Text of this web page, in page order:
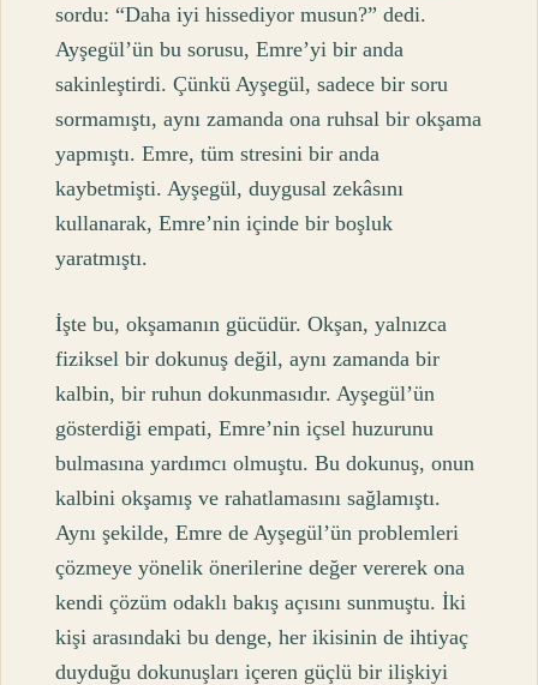
sordu: “Daha iyi hissediyor musun?” dedi.
Ayşegül’ün bu sorusu, Emre’yi bir anda
sakinleştirdi. Çünkü Ayşegül, sadece bir soru
sormamıştı, aynı zamanda ona ruhsal bir okşama
yapmıştı. Emre, tüm stresini bir anda
kaybetmişti. Ayşegül, duygusal zekâsını
kullanarak, Emre’nin içinde bir boşluk
yaratmıştı.
İşte bu, okşamanın gücüdür. Okşan, yalnızca
fiziksel bir dokunuş değil, aynı zamanda bir
kalbin, bir ruhun dokunmasıdır. Ayşegül’ün
gösterdiği empati, Emre’nin içsel huzurunu
bulmasına yardımcı olmuştu. Bu dokunuş, onun
kalbini okşamış ve rahatlamasını sağlamıştı.
Aynı şekilde, Emre de Ayşegül’ün problemleri
çözmeye yönelik önerilerine değer vererek ona
kendi çözüm odaklı bakış açısını sunmuştu. İki
kişi arasındaki bu denge, her ikisinin de ihtiyaç
duyduğu dokunuşları içeren güçlü bir ilişkiyi